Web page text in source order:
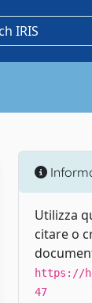
Utilizza
citare o
https://
47